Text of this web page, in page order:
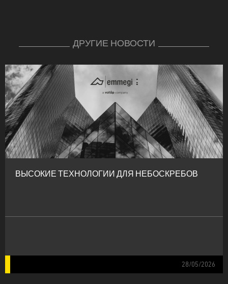
ДРУГИЕ НОВОСТИ
ВЫСОКИЕ ТЕХНОЛОГИИ ДЛЯ НЕБОСКРЕБОВ
28/05/2026